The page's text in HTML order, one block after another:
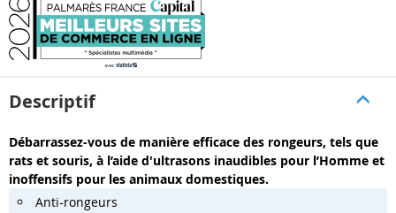
Descriptif
Débarrassez-vous de manière efficace des rongeurs, tels que
rats et souris, à l’aide d'ultrasons inaudibles pour l’Homme et
inoffensifs pour les animaux domestiques.
Anti-rongeurs